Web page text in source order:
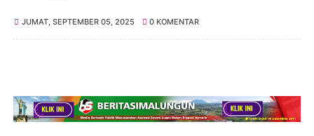
JUMAT, SEPTEMBER 05, 2025 0 KOMENTAR